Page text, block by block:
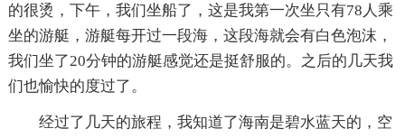
的很烫，下午，我们坐船了，这是我第一次坐只有78人乘
坐的游艇，游艇每开过一段海，这段海就会有白色泡沫，
我们坐了20分钟的游艇感觉还是挺舒服的。之后的几天我
们也愉快的度过了。
经过了几天的旅程，我知道了海南是碧水蓝天的，空